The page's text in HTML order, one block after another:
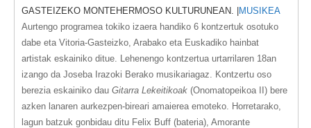
GASTEIZEKO MONTEHERMOSO KULTURUNEAN. | MUSIKEA
Aurtengo programea tokiko izaera handiko 6 kontzertuk osotuko
dabe eta Vitoria-Gasteizko, Arabako eta Euskadiko hainbat
artistak eskainiko ditue. Lehenengo kontzertua urtarrilaren 18an
izango da Joseba Irazoki Berako musikariagaz. Kontzertu oso
berezia eskainiko dau Gitarra Lekeitikoak (Onomatopeikoa II) bere
azken lanaren aurkezpen-bireari amaierea emoteko. Horretarako,
lagun batzuk gonbidau ditu Felix Buff (bateria), Amorante